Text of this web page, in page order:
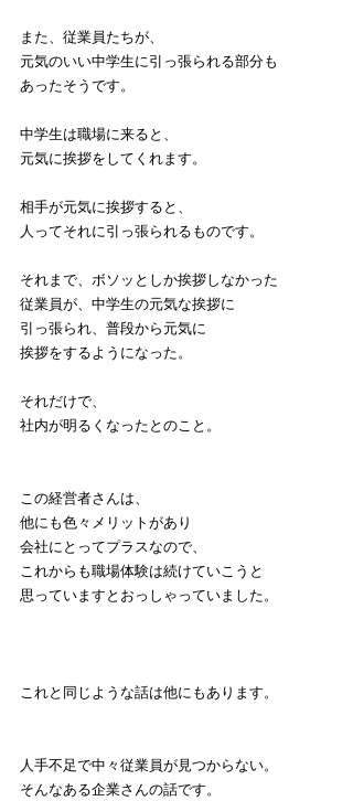
また、従業員たちが、
元気のいい中学生に引っ張られる部分も
あったそうです。
中学生は職場に来ると、
元気に挨拶をしてくれます。
相手が元気に挨拶すると、
人ってそれに引っ張られるものです。
それまで、ボソッとしか挨拶しなかった
従業員が、中学生の元気な挨拶に
引っ張られ、普段から元気に
挨拶をするようになった。
それだけで、
社内が明るくなったとのこと。
この経営者さんは、
他にも色々メリットがあり
会社にとってプラスなので、
これからも職場体験は続けていこうと
思っていますとおっしゃっていました。
これと同じような話は他にもあります。
人手不足で中々従業員が見つからない。
そんなある企業さんの話です。